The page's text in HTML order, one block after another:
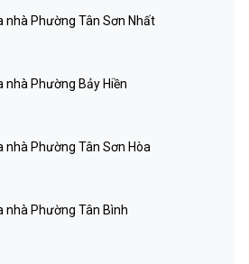
nhà Phường Tân Sơn Nhất
nhà Phường Bảy Hiền
nhà Phường Tân Sơn Hòa
nhà Phường Tân Bình